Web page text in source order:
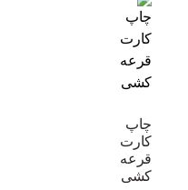
چاپ
کارت
قرعه
کشی